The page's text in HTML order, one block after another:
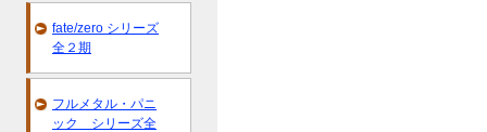
fate/zero シリーズ
全２期
フルメタル・パニ
ック シリーズ全